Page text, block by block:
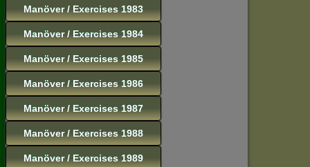
Manöver / Exercises 1983
Manöver / Exercises 1984
Manöver / Exercises 1985
Manöver / Exercises 1986
Manöver / Exercises 1987
Manöver / Exercises 1988
Manöver / Exercises 1989